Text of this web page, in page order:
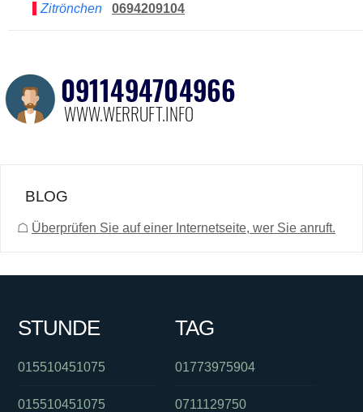
Zitrönchen
0694209104
BLOG
☖ Überprüfen Sie auf einer Internetseite, wer Sie anruft.
STUNDE
015510451075
015510451075
TAG
01773975904
0711129750